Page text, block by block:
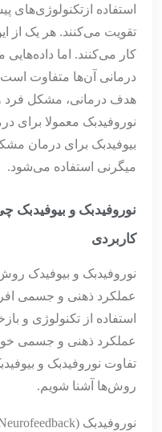
استفاده ازتکنولوژی‌های
تقویت می‌کنند. هر یک از
کار می‌کنند. اما
درمانی‌ آن‌ها متفاوت است.
هدف درمانی، مشکل فرد
نوروفیدبک معمولا برای
بیوفیدبک برای درمان
میگرنی استفاده می‌شود.
نوروفیدبک و بیوفیدبک
کاربردی
نوروفیدبک و بیوفیدک
عملکرد ذهنی و جسمی
استفاده از تکنولوژی و
عملکرد ذهنی و جسمی خود
تفاوت نوروفیدبک و
روش‌ها آشنا شویم.